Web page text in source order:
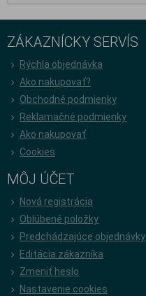
ZÁKAZNÍCKY SERVÍS
Rýchla objednávka
Ako nakupovať?
Obchodné podmienky
Reklamačné podmienky
Ako nakupovať
Cookies
MÔJ ÚČET
Nová registrácia
Oblúbené položky
Predchádzajúce objednávky
Editácia zákazníka
Zmeniť heslo
Nastavenie cookies